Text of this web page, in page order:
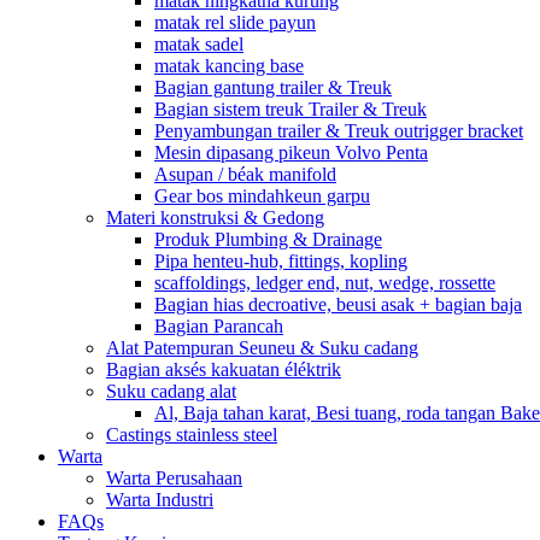
matak rel slide payun
matak sadel
matak kancing base
Bagian gantung trailer & Treuk
Bagian sistem treuk Trailer & Treuk
Penyambungan trailer & Treuk outrigger bracket
Mesin dipasang pikeun Volvo Penta
Asupan / béak manifold
Gear bos mindahkeun garpu
Materi konstruksi & Gedong
Produk Plumbing & Drainage
Pipa henteu-hub, fittings, kopling
scaffoldings, ledger end, nut, wedge, rossette
Bagian hias decroative, beusi asak + bagian baja
Bagian Parancah
Alat Patempuran Seuneu & Suku cadang
Bagian aksés kakuatan éléktrik
Suku cadang alat
Al, Baja tahan karat, Besi tuang, roda tangan
Castings stainless steel
Warta
Warta Perusahaan
Warta Industri
FAQs